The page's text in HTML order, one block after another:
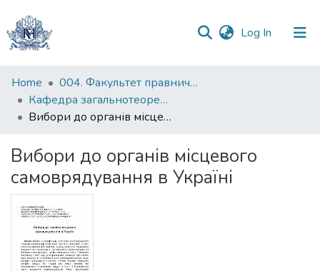
Log In (current)
Communities
&
Collections
Statistics
Home
004. Факультет правничих наук
Кафедра загальнотеоретичного правознавства та публічного права
Вибори до органів місцевого самоврядування в Україні
Вибори до органів місцевого
самоврядування в Україні